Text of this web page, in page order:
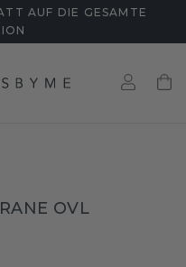
AUF DIE GESAMTE
OVL